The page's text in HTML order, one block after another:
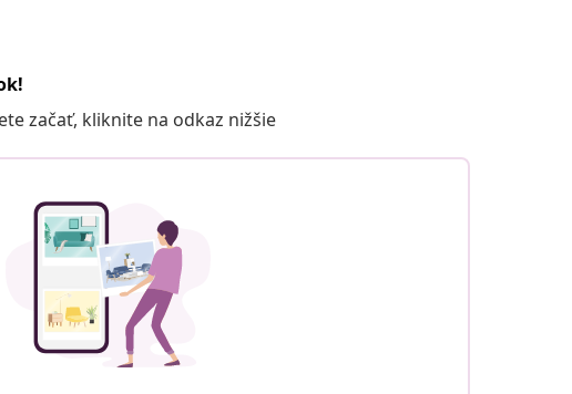
začať, kliknite na odkaz nižšie